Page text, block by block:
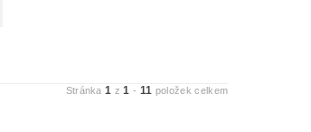
Stránka1 z1 - 11 položek celkem